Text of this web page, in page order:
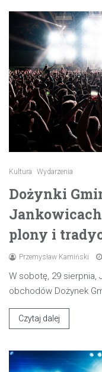
Kultura Wydarzenia
Dożynki
plony i
Przemysław Kamiński
W sobotę, 29 sierpnia,
obchodów Dożynek
Czytaj dalej